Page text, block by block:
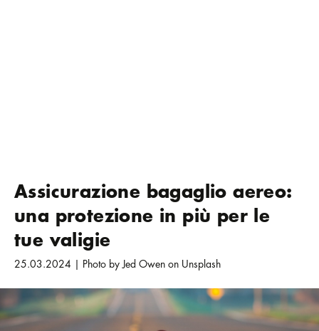
Assicurazione bagaglio aereo:
una protezione in più per le
tue valigie
25.03.2024 | Photo by Jed Owen on Unsplash